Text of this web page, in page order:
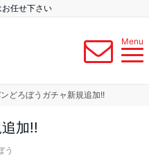
任せ下さい
Menu
どろぼうガチャ新規追加!!
加!!
う